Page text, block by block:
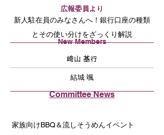
広報委員より
新人駐在員のみなさんへ！銀行口座の種類
とその使い分けをざっくり解説
New Members
﨑山 基行
結城 颯
Committee News
家族向けBBQ＆流しそうめんイベント